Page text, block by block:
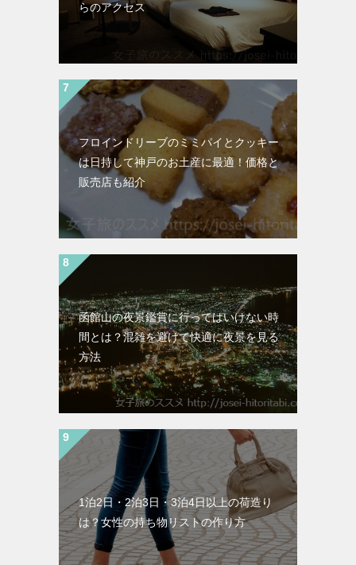
らのアクセス
フロインドリーブのミミパイとクッキー
は日持して神戸のお土産に最適！価格と
販売店も紹介
函館山の夜景鑑賞に行ってはいけない時
間とは？混雑を避けて快適に夜景を見る
方法
1泊2日・2泊3日・3泊4日以上の荷造り
は？女性の持ち物リストの作り方